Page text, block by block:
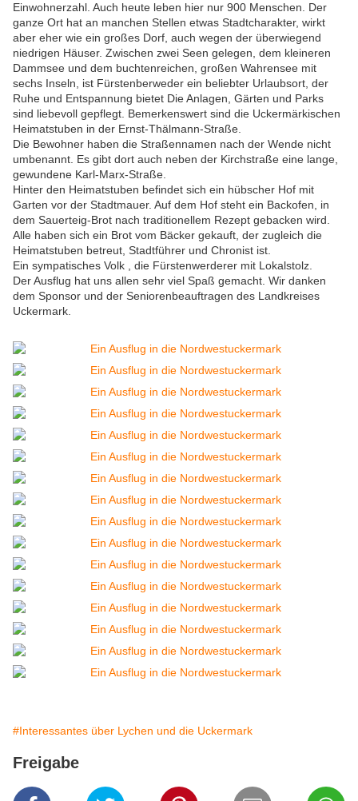
Einwohnerzahl. Auch heute leben hier nur 900 Menschen. Der
ganze Ort hat an manchen Stellen etwas Stadtcharakter, wirkt
aber eher wie ein großes Dorf, auch wegen der überwiegend
niedrigen Häuser. Zwischen zwei Seen gelegen, dem kleineren
Dammsee und dem buchtenreichen, großen Wahrensee mit
sechs Inseln, ist Fürstenberweder ein beliebter Urlaubsort, der
Ruhe und Entspannung bietet Die Anlagen, Gärten und Parks
sind liebevoll gepflegt. Bemerkenswert sind die Uckermärkischen
Heimatstuben in der Ernst-Thälmann-Straße.
Die Bewohner haben die Straßennamen nach der Wende nicht
umbenannt. Es gibt dort auch neben der Kirchstraße eine lange,
gewundene Karl-Marx-Straße.
Hinter den Heimatstuben befindet sich ein hübscher Hof mit
Garten vor der Stadtmauer. Auf dem Hof steht ein Backofen, in
dem Sauerteig-Brot nach traditionellem Rezept gebacken wird.
Alle haben sich ein Brot vom Bäcker gekauft, der zugleich die
Heimatstuben betreut, Stadtführer und Chronist ist.
Ein sympatisches Volk , die Fürstenwerderer mit Lokalstolz.
Der Ausflug hat uns allen sehr viel Spaß gemacht. Wir danken
dem Sponsor und der Seniorenbeauftragen des Landkreises
Uckermark.
#Interessantes über Lychen und die Uckermark
Freigabe